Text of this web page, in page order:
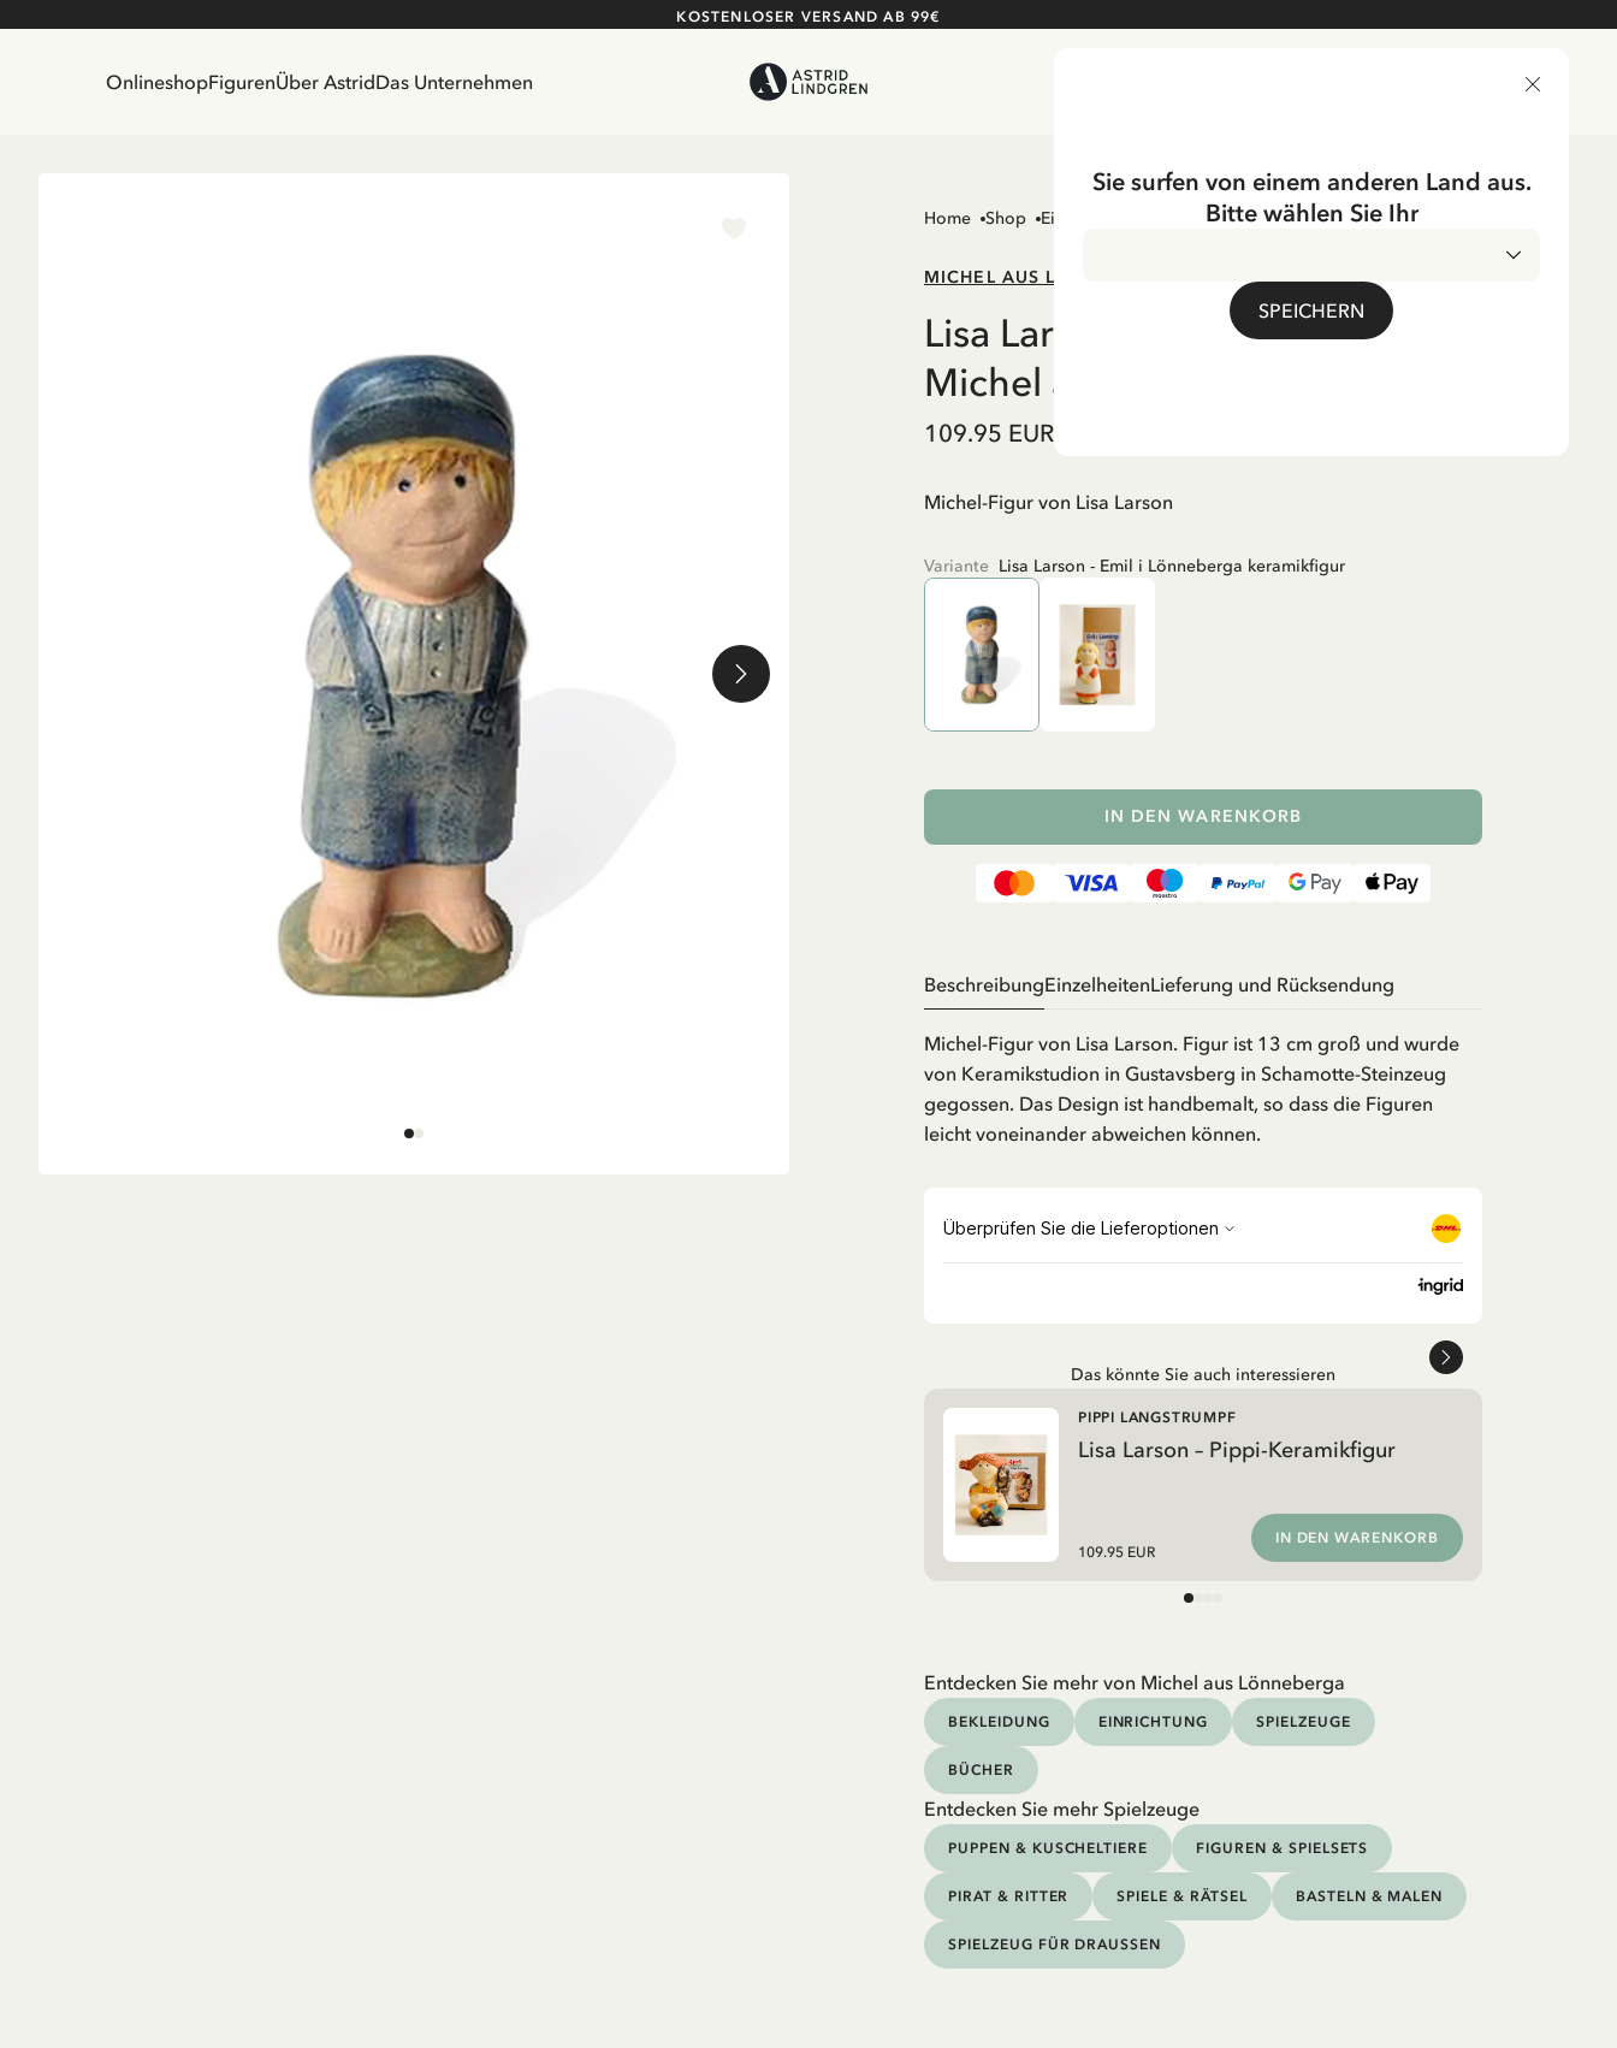
KOSTENLOSER VERSAND AB 99€
OnlineshopFigurenÜber AstridDas Unternehmen
Home Shop Einrichtung Dekoration
MICHEL AUS LÖNNEBERGA
Lisa Larson Keramikfigur –
Michel aus Lönneberga
109.95 EUR
Michel-Figur von Lisa Larson
Variante Lisa Larson - Emil i Lönneberga keramikfigur
IN DEN WARENKORB
BeschreibungEinzelheitenLieferung und Rücksendung
Michel-Figur von Lisa Larson. Figur ist 13 cm groß und wurde
von Keramikstudion in Gustavsberg in Schamotte-Steinzeug
gegossen. Das Design ist handbemalt, so dass die Figuren
leicht voneinander abweichen können.
Das könnte Sie auch interessieren
Lisa Larson – Pippi-Keramikfigur
PIPPI LANGSTRUMPF
109.95 EUR
IN DEN WARENKORB
Entdecken Sie mehr von Michel aus Lönneberga
BEKLEIDUNG EINRICHTUNG SPIELZEUGE
BÜCHER
Entdecken Sie mehr Spielzeuge
PUPPEN & KUSCHELTIERE FIGUREN & SPIELSETS
PIRAT & RITTER SPIELE & RÄTSEL BASTELN & MALEN
SPIELZEUG FÜR DRAUSSEN
Sie surfen von einem anderen Land aus.
Bitte wählen Sie Ihr
SPEICHERN